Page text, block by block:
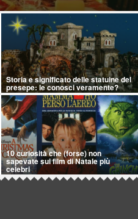
Storia e significato delle statuine del
presepe: le conosci veramente?
10 curiosità che (forse) non
sapevate sui film di Natale più
celebri